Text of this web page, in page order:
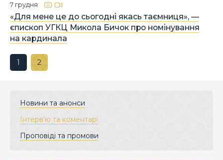
«Для мене це до сьогодні якась таємниця», —
єпископ УГКЦ Микола Бичок про номінування
на кардинала
7 грудня
1 2
Новини та анонси
Інтерв’ю та коментарі
Проповіді та промови